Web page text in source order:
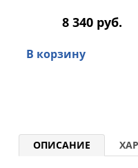
8 340 руб.
В корзину
ОПИСАНИЕ